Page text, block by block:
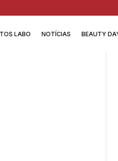
LABO NOTÍCIAS BEAUTY